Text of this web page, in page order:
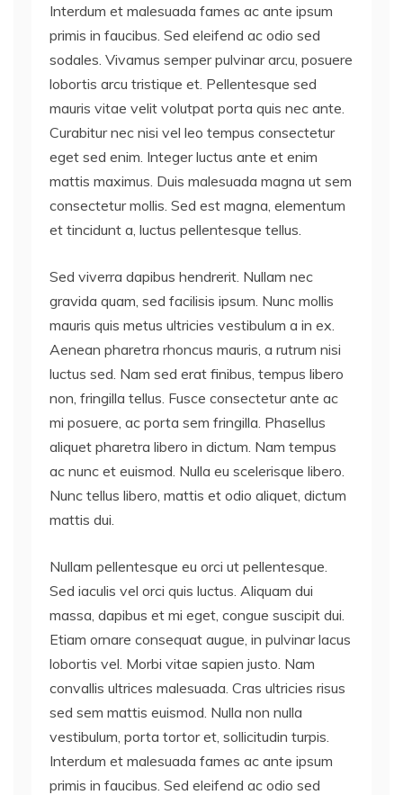
Interdum et malesuada fames ac ante ipsum
primis in faucibus. Sed eleifend ac odio sed
sodales. Vivamus semper pulvinar arcu, posuere
lobortis arcu tristique et. Pellentesque sed
mauris vitae velit volutpat porta quis nec ante.
Curabitur nec nisi vel leo tempus consectetur
eget sed enim. Integer luctus ante et enim
mattis maximus. Duis malesuada magna ut sem
consectetur mollis. Sed est magna, elementum
et tincidunt a, luctus pellentesque tellus.
Sed viverra dapibus hendrerit. Nullam nec
gravida quam, sed facilisis ipsum. Nunc mollis
mauris quis metus ultricies vestibulum a in ex.
Aenean pharetra rhoncus mauris, a rutrum nisi
luctus sed. Nam sed erat finibus, tempus libero
non, fringilla tellus. Fusce consectetur ante ac
mi posuere, ac porta sem fringilla. Phasellus
aliquet pharetra libero in dictum. Nam tempus
ac nunc et euismod. Nulla eu scelerisque libero.
Nunc tellus libero, mattis et odio aliquet, dictum
mattis dui.
Nullam pellentesque eu orci ut pellentesque.
Sed iaculis vel orci quis luctus. Aliquam dui
massa, dapibus et mi eget, congue suscipit dui.
Etiam ornare consequat augue, in pulvinar lacus
lobortis vel. Morbi vitae sapien justo. Nam
convallis ultrices malesuada. Cras ultricies risus
sed sem mattis euismod. Nulla non nulla
vestibulum, porta tortor et, sollicitudin turpis.
Interdum et malesuada fames ac ante ipsum
primis in faucibus. Sed eleifend ac odio sed